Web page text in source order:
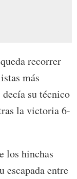
recorrer
más
su técnico
la victoria 6-
los hinchas
escapada entre